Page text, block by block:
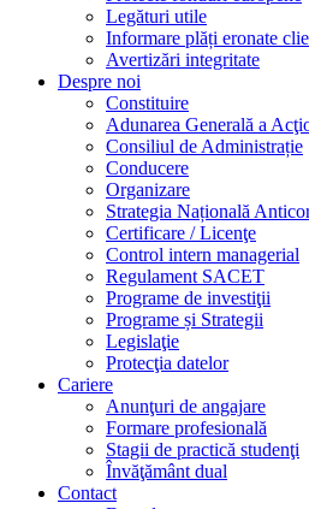
Legături utile
Informare plăți eronate
Avertizări integritate
Despre noi
Constituire
Adunarea Generală a
Consiliul de Administrație
Conducere
Organizare
Strategia Națională
Certificare / Licenţe
Control intern managerial
Regulament SACET
Programe de investiţii
Programe și Strategii
Legislaţie
Protecţia datelor
Cariere
Anunţuri de angajare
Formare profesională
Stagii de practică studenţi
Învăţământ dual
Contact